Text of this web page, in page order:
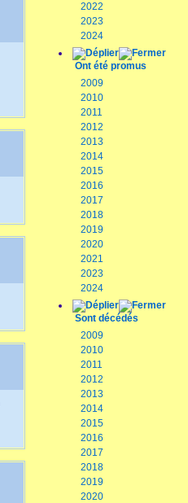
2022
2023
2024
Ont été promus
2009
2010
2011
2012
2013
2014
2015
2016
2017
2018
2019
2020
2021
2023
2024
Sont décédés
2009
2010
2011
2012
2013
2014
2015
2016
2017
2018
2019
2020